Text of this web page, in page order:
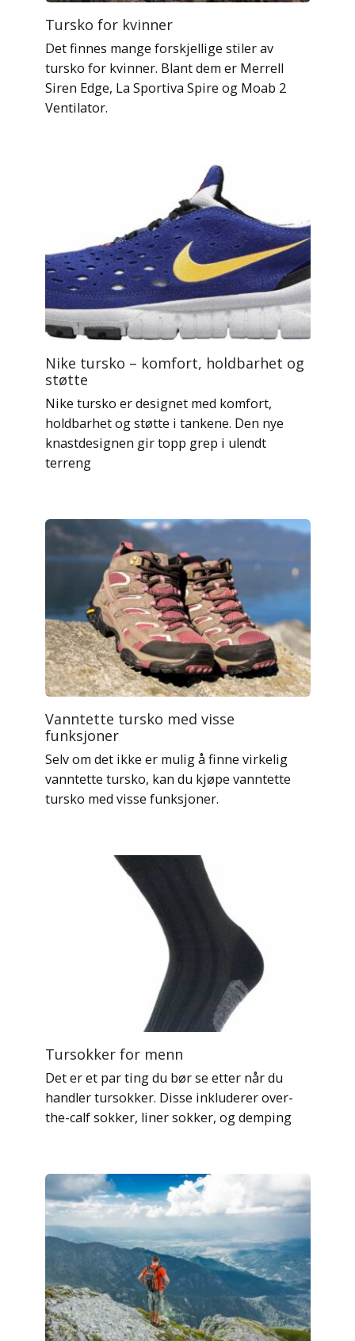
Tursko for kvinner
Det finnes mange forskjellige stiler av
tursko for kvinner. Blant dem er Merrell
Siren Edge, La Sportiva Spire og Moab 2
Ventilator.
Nike tursko – komfort, holdbarhet og
støtte
Nike tursko er designet med komfort,
holdbarhet og støtte i tankene. Den nye
knastdesignen gir topp grep i ulendt
terreng
Vanntette tursko med visse
funksjoner
Selv om det ikke er mulig å finne virkelig
vanntette tursko, kan du kjøpe vanntette
tursko med visse funksjoner.
Tursokker for menn
Det er et par ting du bør se etter når du
handler tursokker. Disse inkluderer over-
the-calf sokker, liner sokker, og demping